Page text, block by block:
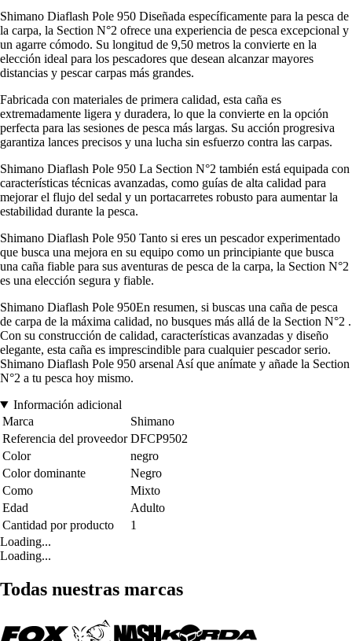
Shimano Diaflash Pole 950 Diseñada específicamente para la pesca de
la carpa, la Section N°2 ofrece una experiencia de pesca excepcional y
un agarre cómodo. Su longitud de 9,50 metros la convierte en la
elección ideal para los pescadores que desean alcanzar mayores
distancias y pescar carpas más grandes.
Fabricada con materiales de primera calidad, esta caña es
extremadamente ligera y duradera, lo que la convierte en la opción
perfecta para las sesiones de pesca más largas. Su acción progresiva
garantiza lances precisos y una lucha sin esfuerzo contra las carpas.
Shimano Diaflash Pole 950 La Section N°2 también está equipada con
características técnicas avanzadas, como guías de alta calidad para
mejorar el flujo del sedal y un portacarretes robusto para aumentar la
estabilidad durante la pesca.
Shimano Diaflash Pole 950 Tanto si eres un pescador experimentado
que busca una mejora en su equipo como un principiante que busca
una caña fiable para sus aventuras de pesca de la carpa, la Section N°2
es una elección segura y fiable.
Shimano Diaflash Pole 950En resumen, si buscas una caña de pesca
de carpa de la máxima calidad, no busques más allá de la Section N°2 .
Con su construcción de calidad, características avanzadas y diseño
elegante, esta caña es imprescindible para cualquier pescador serio.
Shimano Diaflash Pole 950 arsenal Así que anímate y añade la Section
N°2 a tu pesca hoy mismo.
Información adicional
Marca
Shimano
Referencia del proveedor DFCP9502
Color
negro
Color dominante
Negro
Como
Mixto
Edad
Adulto
Cantidad por producto
1
Loading...
Loading...
Todas nuestras marcas